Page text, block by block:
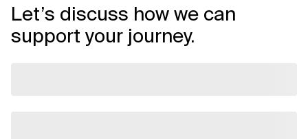
Let’s discuss how we can
support your journey.